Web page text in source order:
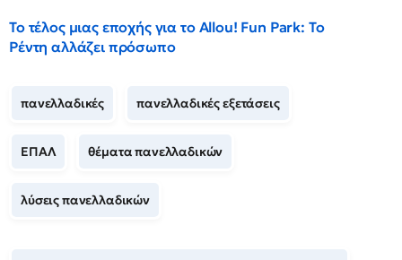
Το τέλος μιας εποχής για το Allou! Fun Park: Το
Ρέντη αλλάζει πρόσωπο
πανελλαδικές πανελλαδικές εξετάσεις
ΕΠΑΛ θέματα πανελλαδικών
λύσεις πανελλαδικών